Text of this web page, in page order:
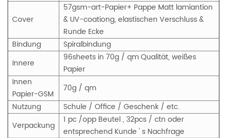
Cover
57gsm-art-Papier+ Pappe Matt lamiantion
& UV-coationg, elastischen Verschluss &
Runde Ecke
Bindung
Spiralbindung
Innere
96sheets in 70g / qm Qualität, weißes
Papier
Innen
Papier-GSM
70g / qm
Nutzung
Schule / Office / Geschenk / etc.
Verpackung
1 pc /opp Beutel , 32pcs / ctn oder
entsprechend Kunde ' s Nachfrage